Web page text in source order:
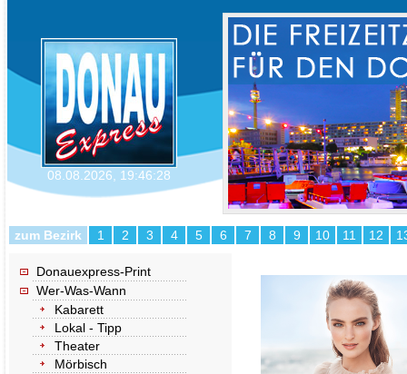
08.08.2026 19:46:28
zum Bezirk 1 2 3 4 5 6 7 8 9 10 11 12
Donauexpress-Print
Wer-Was-Wann
Kabarett
Lokal - Tipp
Theater
Mörbisch